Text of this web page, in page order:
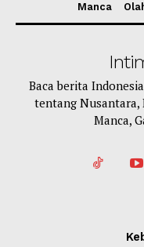
Manca
Baca berita
tentang Nusantara,
Manca,